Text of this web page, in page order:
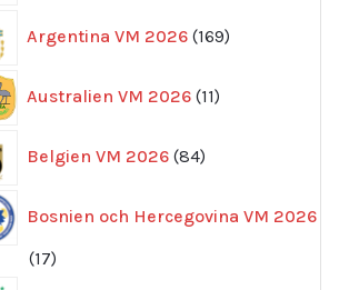
Argentina VM 2026 169
produkter
Australien VM 2026 11
produkter
Belgien VM 2026 84
produkter
Bosnien och Hercegovina VM 2026
1717